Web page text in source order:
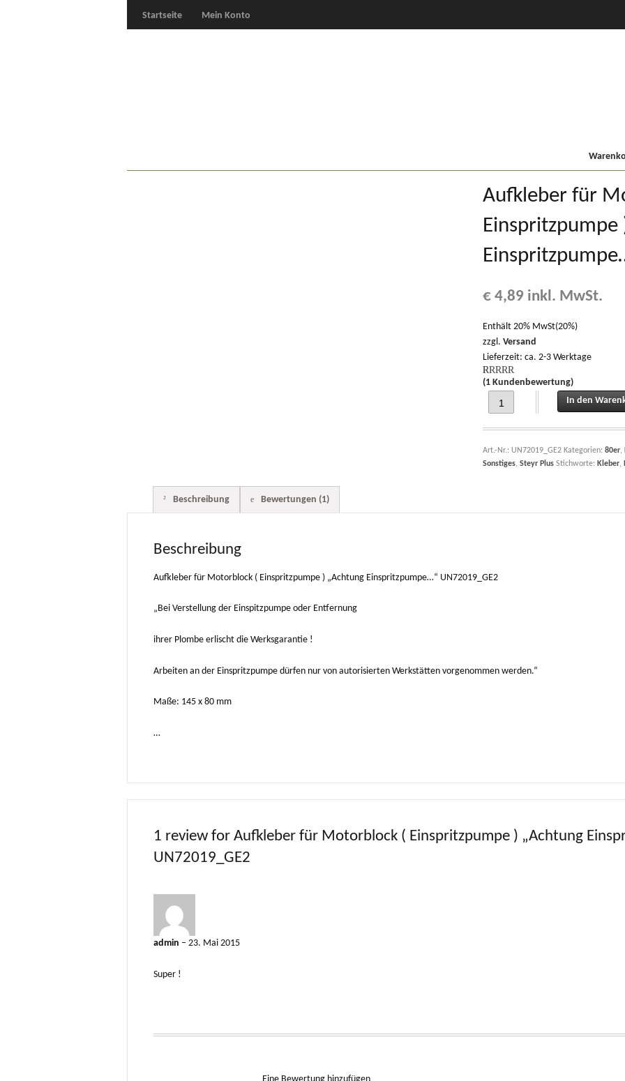
Startseite Mein Konto
Aufkleber für
Einspritzpumpe
€4,89 inkl. MwSt.
Enthält 20% MwSt(20%)
zzgl. Versand
Lieferzeit: ca. 2-3 Werktage
Rated5.00
out of 5
based on
1
customer
(1Kundenbewertung)
Aufkleber für Motorblock (
In den
Art.-Nr.: UN72019_GE2 Kategorien: 80er,
Sonstiges, Steyr Plus Stichworte: Kleber,
Beschreibung Bewertungen (1)
Beschreibung
Aufkleber für Motorblock ( Einspritzpumpe ) „Achtung Einspritzpumpe…“ UN72019_GE2
„Bei Verstellung der Einspitzpumpe oder Entfernung
ihrer Plombe erlischt die Werksgarantie !
Arbeiten an der Einspritzpumpe dürfen nur von autorisierten Werkstätten vorgenommen werden.“
Maße: 145 x 80 mm
…
1 review for Aufkleber für Motorblock ( Einspritzpumpe ) „Achtung
UN72019_GE2
admin – 23. Mai 2015
Super !